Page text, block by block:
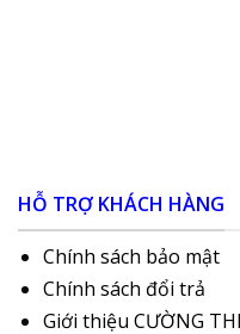
HỖ TRỢ KHÁCH HÀNG
Chính sách bảo mật
Chính sách đổi trả
Giới thiệu CƯỜNG